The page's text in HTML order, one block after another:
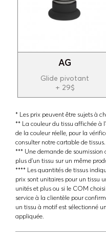
AG
Glide pivotant
+ 29$
* Les prix peuvent être sujets à
** La couleur du tissu affichée à
de la couleur réelle, pour la
consulter notre cartable de tissus.
*** Une demande de soumission
plus d'un tissu sur un même
**** Les quantités de tissus
prix sont unitaires pour un tissu
unités et plus ou si le COM
service à la clientèle pour
un tissu à motif est sélectionné
appliquée.